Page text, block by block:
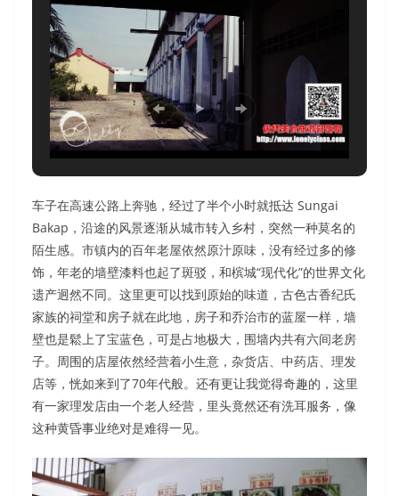
车子在高速公路上奔驰，经过了半个小时就抵达 Sungai
Bakap，沿途的风景逐渐从城市转入乡村，突然一种莫名的
陌生感。市镇内的百年老屋依然原汁原味，没有经过多的修
饰，年老的墙壁漆料也起了斑驳，和槟城“现代化”的世界文化
遗产迥然不同。这里更可以找到原始的味道，古色古香纪氏
家族的祠堂和房子就在此地，房子和乔治市的蓝屋一样，墙
壁也是鬆上了宝蓝色，可是占地极大，围墙内共有六间老房
子。周围的店屋依然经营着小生意，杂货店、中药店、理发
店等，恍如来到了70年代般。还有更让我觉得奇趣的，这里
有一家理发店由一个老人经营，里头竟然还有洗耳服务，像
这种黄昏事业绝对是难得一见。